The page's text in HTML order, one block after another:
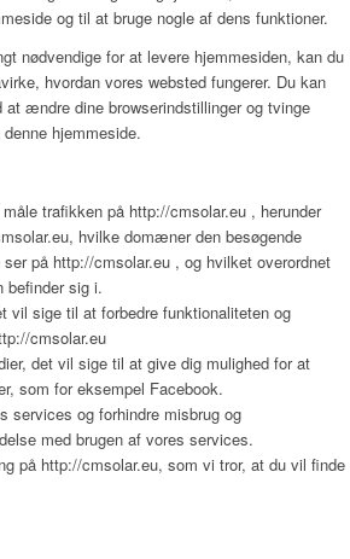
og til at bruge nogle af dens funktioner.
nødvendige for at levere hjemmesiden, kan du
hvordan vores websted fungerer. Du kan
ændre dine browserindstillinger og tvinge
hjemmeside.
trafikken på http://cmsolar.eu , herunder
hvilke domæner den besøgende
på http://cmsolar.eu , og hvilket overordnet
befinder sig i.
vil sige til at forbedre funktionaliteten og
cmsolar.eu
det vil sige til at give dig mulighed for at
som for eksempel Facebook.
services og forhindre misbrug og
med brugen af vores services.
på http://cmsolar.eu, som vi tror, at du vil finde